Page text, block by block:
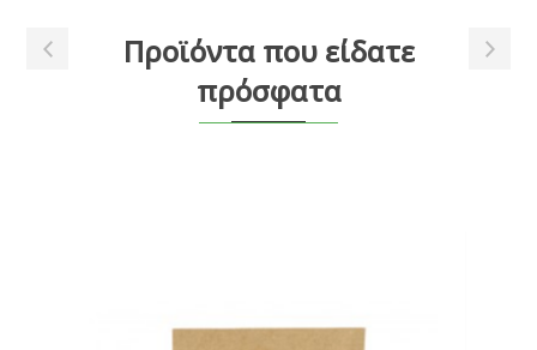
Προϊόντα που είδατε
πρόσφατα